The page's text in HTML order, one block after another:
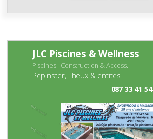
JLC Piscines & Wellness
Piscines - Construction & Access.
Pepinster, Theux & entités
087 33 41 54